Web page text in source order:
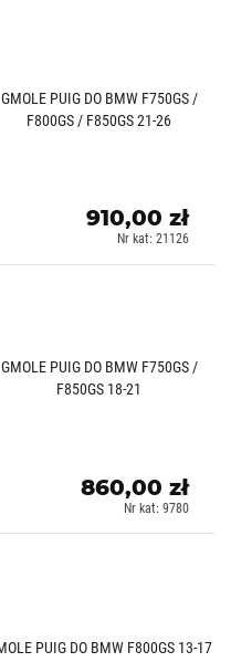
GMOLE PUIG DO BMW F750GS /
F800GS / F850GS 21-26
910,00 zł
Nr kat: 21126
GMOLE PUIG DO BMW F750GS /
F850GS 18-21
860,00 zł
Nr kat: 9780
PUIG DO BMW F800GS 13-17